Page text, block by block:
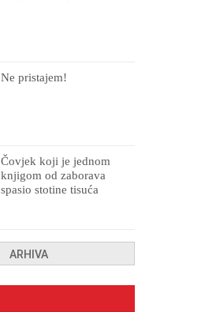
Ne pristajem!
Čovjek koji je jednom
knjigom od zaborava
spasio stotine tisuća
ARHIVA